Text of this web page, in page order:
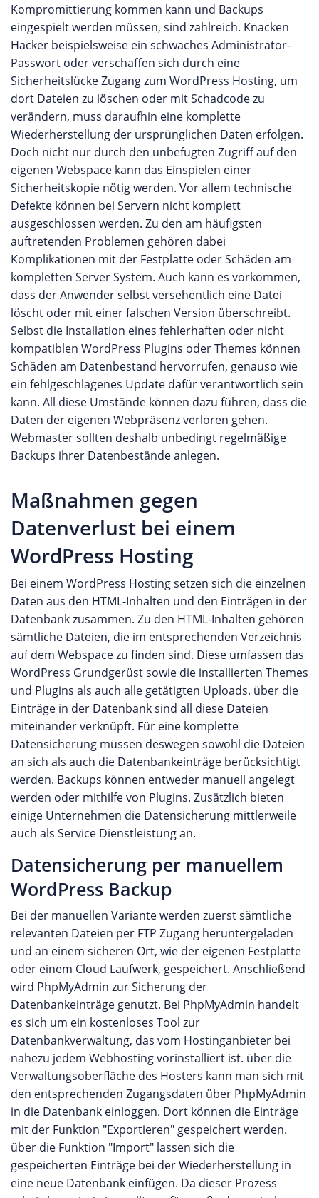
Kompromittierung kommen kann und Backups
eingespielt werden müssen, sind zahlreich. Knacken
Hacker beispielsweise ein schwaches Administrator-
Passwort oder verschaffen sich durch eine
Sicherheitslücke Zugang zum WordPress Hosting, um
dort Dateien zu löschen oder mit Schadcode zu
verändern, muss daraufhin eine komplette
Wiederherstellung der ursprünglichen Daten erfolgen.
Doch nicht nur durch den unbefugten Zugriff auf den
eigenen Webspace kann das Einspielen einer
Sicherheitskopie nötig werden. Vor allem technische
Defekte können bei Servern nicht komplett
ausgeschlossen werden. Zu den am häufigsten
auftretenden Problemen gehören dabei
Komplikationen mit der Festplatte oder Schäden am
kompletten Server System. Auch kann es vorkommen,
dass der Anwender selbst versehentlich eine Datei
löscht oder mit einer falschen Version überschreibt.
Selbst die Installation eines fehlerhaften oder nicht
kompatiblen WordPress Plugins oder Themes können
Schäden am Datenbestand hervorrufen, genauso wie
ein fehlgeschlagenes Update dafür verantwortlich sein
kann. All diese Umstände können dazu führen, dass die
Daten der eigenen Webpräsenz verloren gehen.
Webmaster sollten deshalb unbedingt regelmäßige
Backups ihrer Datenbestände anlegen.
Maßnahmen gegen
Datenverlust bei einem
WordPress Hosting
Bei einem WordPress Hosting setzen sich die einzelnen
Daten aus den HTML-Inhalten und den Einträgen in der
Datenbank zusammen. Zu den HTML-Inhalten gehören
sämtliche Dateien, die im entsprechenden Verzeichnis
auf dem Webspace zu finden sind. Diese umfassen das
WordPress Grundgerüst sowie die installierten Themes
und Plugins als auch alle getätigten Uploads. über die
Einträge in der Datenbank sind all diese Dateien
miteinander verknüpft. Für eine komplette
Datensicherung müssen deswegen sowohl die Dateien
an sich als auch die Datenbankeinträge berücksichtigt
werden. Backups können entweder manuell angelegt
werden oder mithilfe von Plugins. Zusätzlich bieten
einige Unternehmen die Datensicherung mittlerweile
auch als Service Dienstleistung an.
Datensicherung per manuellem
WordPress Backup
Bei der manuellen Variante werden zuerst sämtliche
relevanten Dateien per FTP Zugang heruntergeladen
und an einem sicheren Ort, wie der eigenen Festplatte
oder einem Cloud Laufwerk, gespeichert. Anschließend
wird PhpMyAdmin zur Sicherung der
Datenbankeinträge genutzt. Bei PhpMyAdmin handelt
es sich um ein kostenloses Tool zur
Datenbankverwaltung, das vom Hostinganbieter bei
nahezu jedem Webhosting vorinstalliert ist. über die
Verwaltungsoberfläche des Hosters kann man sich mit
den entsprechenden Zugangsdaten über PhpMyAdmin
in die Datenbank einloggen. Dort können die Einträge
mit der Funktion "Exportieren" gespeichert werden.
über die Funktion "Import" lassen sich die
gespeicherten Einträge bei der Wiederherstellung in
eine neue Datenbank einfügen. Da dieser Prozess